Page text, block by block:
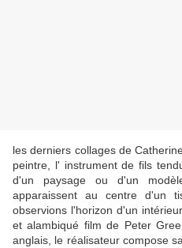
les derniers collages de
peintre, l' instrument de fils
d'un paysage ou d'un
apparaissent au centre d'un
observions l'horizon d'un
et alambiqué film de Peter
anglais, le réalisateur compose